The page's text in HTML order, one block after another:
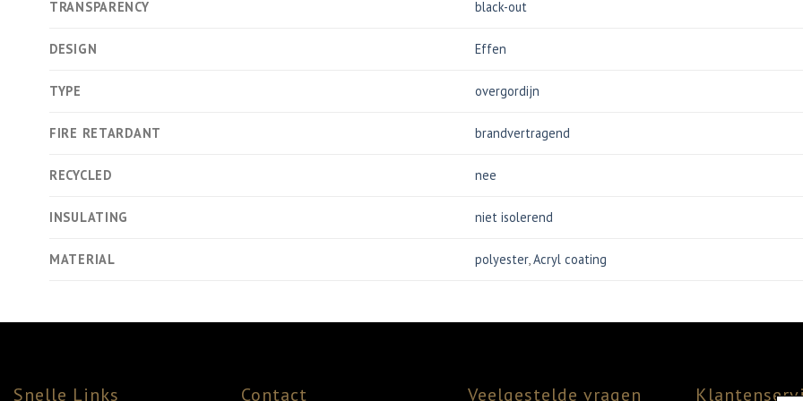
TRANSPARENCY black-out
DESIGN Effen
TYPE overgordijn
FIRE RETARDANT brandvertragend
RECYCLED nee
INSULATING niet isolerend
MATERIAL polyester,Acryl coating
Snelle Links Contact Veelgestelde vragen